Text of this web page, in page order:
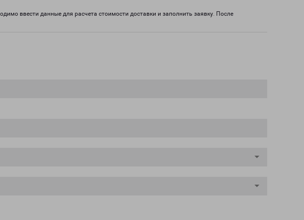
ввести данные для расчета стоимости доставки и заполнить заявку. После